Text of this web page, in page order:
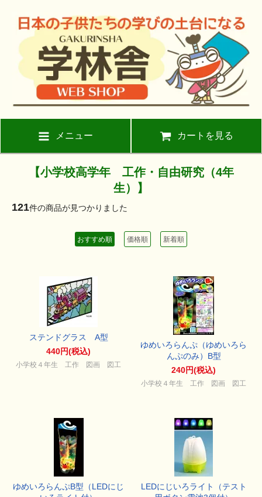
メニュー カートを見る
【小学校高学年 工作・自由研究（4年
生）】
121件の商品が見つかりました
おすすめ順 価格順 新着順
ステンドグラス A型
440円(税込)
小学校４年生 工作 図画 図工
ゆめいろらんぷ（ゆめいろら
んぷのみ）B型
240円(税込)
小学校４年生 工作 図画 図工
ゆめいろらんぷB型（LEDにじ
LEDにじいろライト（テスト